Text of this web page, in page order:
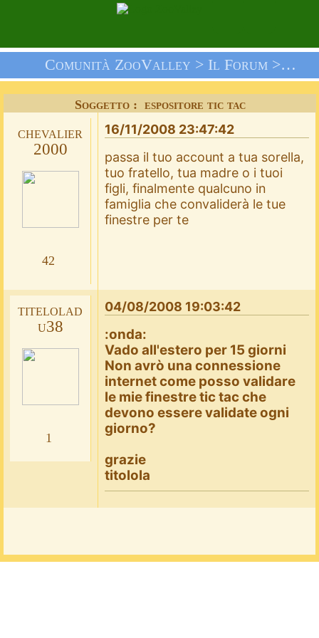
Comunità ZooValley > Il Forum>
Soggetto : espositore tic tac
chevalier
2000
42
16/11/2008 23:47:42
passa il tuo account a tua sorella,
tuo fratello, tua madre o i tuoi
figli, finalmente qualcuno in
famiglia che convaliderà le tue
finestre per te
titelolad
u38
1
04/08/2008 19:03:42
:onda:
Vado all'estero per 15 giorni
Non avrò una connessione
internet come posso validare
le mie finestre tic tac che
devono essere validate ogni
giorno?
grazie
titolola